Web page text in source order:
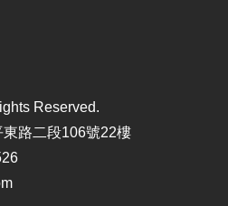
Reserved.
路二段106號22樓